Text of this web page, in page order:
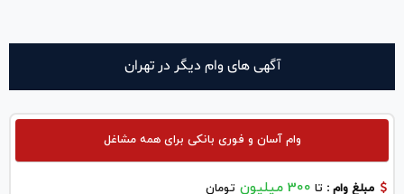
آگهی های وام دیگر در تهران
وام آسان و فوری بانکی برای همه مشاغل
مبلغ وام : تا 300 میلیون تومان